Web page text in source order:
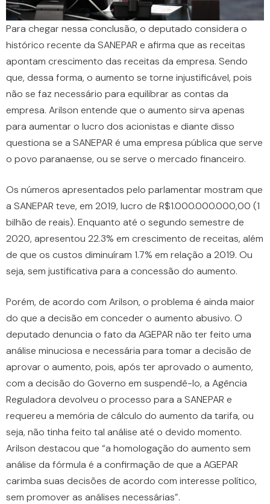
Para chegar nessa conclusão, o deputado considera o
histórico recente da SANEPAR e afirma que as receitas
apontam crescimento das receitas da empresa. Sendo
que, dessa forma, o aumento se torne injustificável, pois
não se faz necessário para equilibrar as contas da
empresa. Arilson entende que o aumento sirva apenas
para aumentar o lucro dos acionistas e diante disso
questiona se a SANEPAR é uma empresa pública que serve
o povo paranaense, ou se serve o mercado financeiro.
Os números apresentados pelo parlamentar mostram que
a SANEPAR teve, em 2019, lucro de R$1.000.000.000,00 (1
bilhão de reais). Enquanto até o segundo semestre de
2020, apresentou 22.3% em crescimento de receitas, além
de que os custos diminuíram 1.7% em relação a 2019. Ou
seja, sem justificativa para a concessão do aumento.
Porém, de acordo com Arilson, o problema é ainda maior
do que a decisão em conceder o aumento abusivo. O
deputado denuncia o fato da AGEPAR não ter feito uma
análise minuciosa e necessária para tomar a decisão de
aprovar o aumento, pois, após ter aprovado o aumento,
com a decisão do Governo em suspendê-lo, a Agência
Reguladora devolveu o processo para a SANEPAR e
requereu a memória de cálculo do aumento da tarifa, ou
seja, não tinha feito tal análise até o devido momento.
Arilson destacou que “a homologação do aumento sem
análise da fórmula é a confirmação de que a AGEPAR
carimba suas decisões de acordo com interesse político,
sem promover as análises necessárias”.